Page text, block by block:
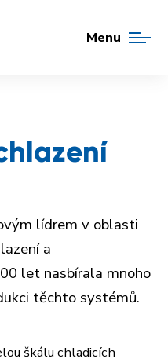
Menu
lídrem v oblasti
a
let nasbírala mnoho
těchto systémů.
škálu chladicích